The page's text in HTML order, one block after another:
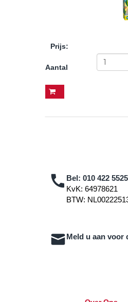
Prijs:
Aantal
Bel: 010 422 5525
KvK: 64978621
BTW:
Meld u aan voor